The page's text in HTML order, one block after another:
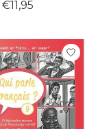
€11,95